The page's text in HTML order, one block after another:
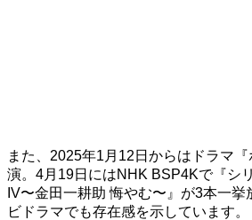
また、2025年1月12日からはドラマ
演。4月19日にはNHK BSP4Kで『シ
IV〜金田一耕助 悔やむ〜』が3本一挙
ビドラマでも存在感を示しています。